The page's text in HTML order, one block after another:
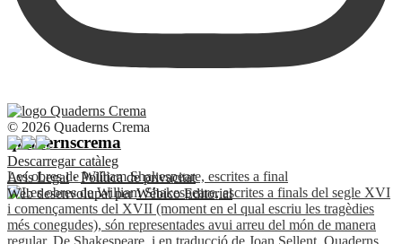
quadernscrema
Les obres de William Shakespeare, escrites a final
© 2026 Quaderns Crema
Descarregar catàleg
Avís Legal·Política de privacitat
Web desenvolupat perWébico Editorial